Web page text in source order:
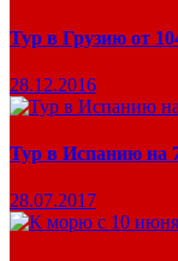
Тур в Грузию от
28.12.2016
Тур в Испанию на 7
28.07.2017